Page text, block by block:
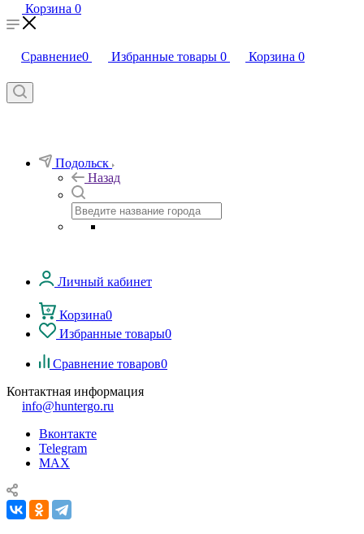
Корзина 0
Сравнение0 Избранные товары 0 Корзина 0
Подольск
Назад
Личный кабинет
Корзина0
Избранные товары0
Сравнение товаров0
Контактная информация
info@huntergo.ru
Вконтакте
Telegram
MAX